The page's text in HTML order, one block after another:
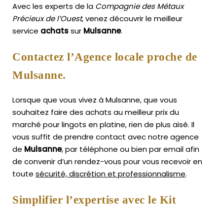
Avec les experts de la Compagnie des Métaux
Précieux de l’Ouest, venez découvrir le meilleur
service achatssur Mulsanne.
Contactez l’Agence locale proche de
Mulsanne.
Lorsque que vous vivez à Mulsanne, que vous
souhaitez faire des achats au meilleur prix du
marché pour lingots en platine, rien de plus aisé. Il
vous suffit de prendre contact avec notre agence
de Mulsanne, par téléphone ou bien par email afin
de convenir d’un rendez-vous pour vous recevoir en
toute sécurité, discrétion et professionnalisme.
Simplifier l’expertise avec le Kit